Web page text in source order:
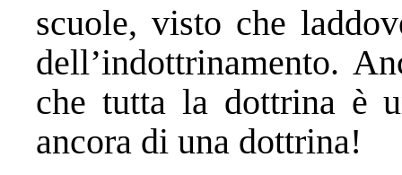
scuole, visto che
dell’indottrinamento.
che tutta la dottrina è
ancora di una dottrina!